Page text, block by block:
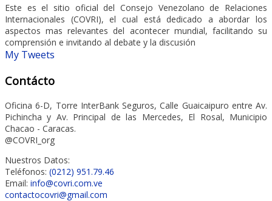
Este es el sitio oficial del Consejo Venezolano de Relaciones
Internacionales (COVRI), el cual está dedicado a abordar los
aspectos mas relevantes del acontecer mundial, facilitando su
comprensión e invitando al debate y la discusión
My Tweets
Contácto
Oficina 6-D, Torre InterBank Seguros, Calle Guaicaipuro entre Av.
Pichincha y Av. Principal de las Mercedes, El Rosal, Municipio
Chacao - Caracas.
@COVRI_org
Nuestros Datos:
Teléfonos: (0212) 951.79.46
Email: info@covri.com.ve
contactocovri@gmail.com